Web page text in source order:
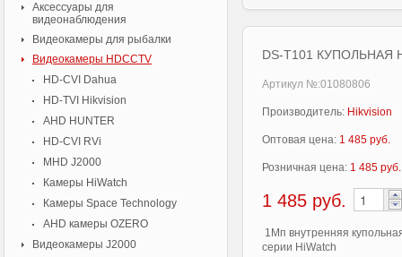
Аксессуары для
видеонаблюдения
Видеокамеры для рыбалки
Видеокамеры HDCCTV
HD-CVI Dahua
HD-TVI Hikvision
AHD HUNTER
HD-CVI RVi
MHD J2000
Камеры HiWatch
Камеры Space Technology
AHD камеры OZERO
Видеокамеры J2000
DS-T101 КУПОЛЬНАЯ
Артикул №:01080806
Производитель: Hikvision
Оптовая цена: 1 485 руб.
Розничная цена: 1 485 руб.
1 485 руб.
1Мп внутренняя
серии HiWatch